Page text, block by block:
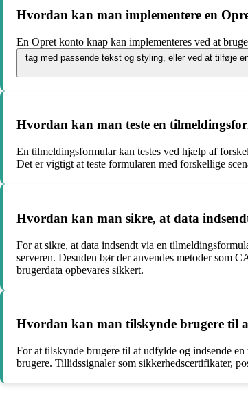
Hvordan kan man implementere en
En Opret konto knap kan implementeres ved at
tag med passende tekst og styling, eller ved at tilføje
Hvordan kan man teste en
En tilmeldingsformular kan testes ved hjælp af
Det er vigtigt at teste formularen med forskellige
Hvordan kan man sikre, at data
For at sikre, at data indsendt via en
serveren. Desuden bør der anvendes metoder som
brugerdata opbevares sikkert.
Hvordan kan man tilskynde brugere til
For at tilskynde brugere til at udfylde og indsende
brugere. Tillidssignaler som sikkerhedscertifikater,